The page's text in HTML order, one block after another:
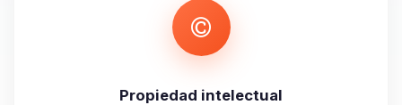
Propiedad intelectual